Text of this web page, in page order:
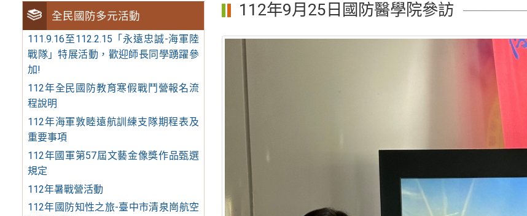
全民國防多元活動
111.9.16至112.2.15「永遠忠誠-海軍陸
戰隊」特展活動，歡迎師長同學踴躍參
加!
112年全民國防教育寒假戰鬥營報名流
程說明
112年海軍敦睦遠航訓練支隊期程表及
重要事項
112年國軍第57屆文藝金像獎作品甄選
規定
112年暑戰營活動
112年國防知性之旅-臺中市清泉崗航空
112年9月25日國防醫學院參訪